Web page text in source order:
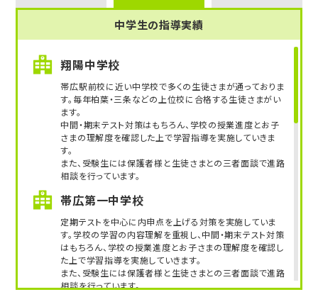
科大、明治大、青山学院大 他多数
【高校受験】
札幌南高、札幌北高、札幌西高、札幌東高、札幌旭丘
高、札幌月寒高、国際情報高、手稲高、新川高、旭川東
高、函館中部高、北見北斗高、苫小牧東高、市立函館
高、北広島高、釧路湖陵高、室蘭栄高、小樽潮陵高、帯
広緑陽高 他多数
【中学受験】
立命館慶祥中、函館ラ・サール中、北海道教育大附属
旭川中、北海道教育大附属函館中、札幌光星中、札幌
日大中、藤女子中、遺愛女子中、北星学園女子中
第一志望校合格を目指すなら、受験に強いトライに
お任せください！
※模試受講生を除くトライ生徒の合格実績の一部。
中学生の指導実績
翔陽中学校
帯広駅前校に近い中学校で多くの生徒さまが通っておりま
す。毎年柏葉・三条などの上位校に合格する生徒さまがい
ます。
中間・期末テスト対策はもちろん、学校の授業進度とお子
さまの理解度を確認した上で学習指導を実施していきま
す。
また、受験生には保護者様と生徒さまとの三者面談で進路
相談を行っています。
帯広第一中学校
定期テストを中心に内申点を上げる対策を実施していま
す。学校の学習の内容理解を重視し、中間・期末テスト対策
はもちろん、学校の授業進度とお子さまの理解度を確認し
た上で学習指導を実施していきます。
また、受験生には保護者様と生徒さまとの三者面談で進路
相談を行っています。